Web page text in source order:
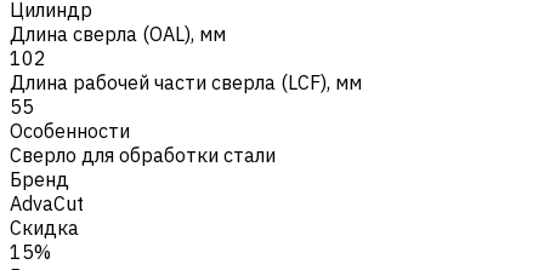
Цилиндр
Длина сверла (OAL), мм
102
Длина рабочей части сверла (LCF), мм
55
Особенности
Сверло для обработки стали
Бренд
AdvaCut
Скидка
15%